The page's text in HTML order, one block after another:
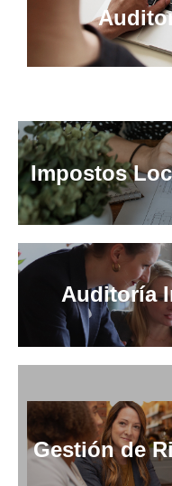
Impostos
Auditoría
Gestión de